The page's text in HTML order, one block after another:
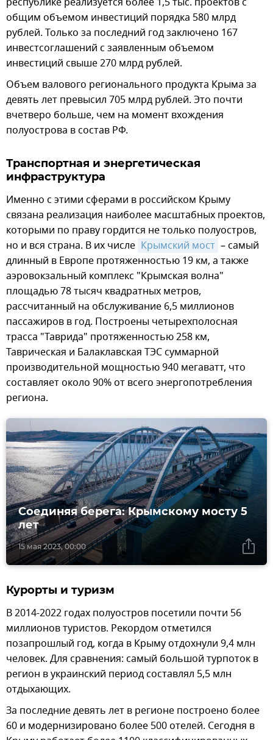
общим объемом инвестиций порядка 580 млрд
рублей. Только за последний год заключено 167
инвестсоглашений с заявленным объемом
инвестиций свыше 270 млрд рублей.
Объем валового регионального продукта Крыма за
девять лет превысил 705 млрд рублей. Это почти
вчетверо больше, чем на момент вхождения
полуострова в состав РФ.
Транспортная и энергетическая
инфраструктура
Именно с этими сферами в российском Крыму
связана реализация наиболее масштабных проектов,
которыми по праву гордится не только полуостров,
но и вся страна. В их числе Крымский мост – самый
длинный в Европе протяженностью 19 км, а также
аэровокзальный комплекс "Крымская волна"
площадью 78 тысяч квадратных метров,
рассчитанный на обслуживание 6,5 миллионов
пассажиров в год. Построены четырехполосная
трасса "Таврида" протяженностью 258 км,
Таврическая и Балаклавская ТЭС суммарной
производительной мощностью 940 мегаватт, что
составляет около 90% от всего энергопотребления
региона.
15 мая 2023, 00:00
Соединяя берега: Крымскому мосту 5
лет
Курорты и туризм
В 2014-2022 годах полуостров посетили почти 56
миллионов туристов. Рекордом отметился
позапрошлый год, когда в Крыму отдохнули 9,4 млн
человек. Для сравнения: самый большой турпоток в
регион в украинский период составлял 5,5 млн
отдыхающих.
За последние девять лет в регионе построено более
60 и модернизировано более 500 отелей. Сегодня в